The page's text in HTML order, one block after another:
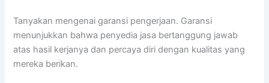
Tanyakan mengenai garansi pengerjaan. Garansi
menunjukkan bahwa penyedia jasa bertanggung jawab
atas hasil kerjanya dan percaya diri dengan kualitas yang
mereka berikan.